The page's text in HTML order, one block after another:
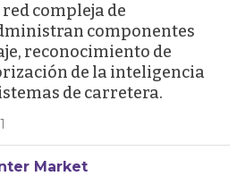
compleja de
componentes
reconocimiento de
de la inteligencia
de carretera.
Market